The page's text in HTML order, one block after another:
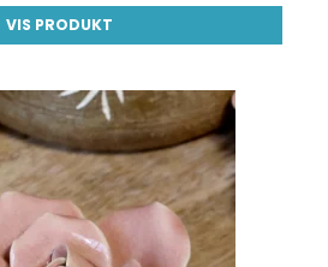
VIS PRODUKT